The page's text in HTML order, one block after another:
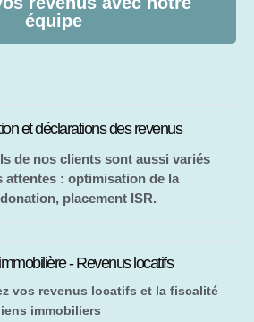
équipe
et déclarations des revenus
de nos clients sont aussi variés
attentes : optimisation de la
placement ISR.
- Revenus locatifs
vos revenus locatifs et la fiscalité
immobiliers